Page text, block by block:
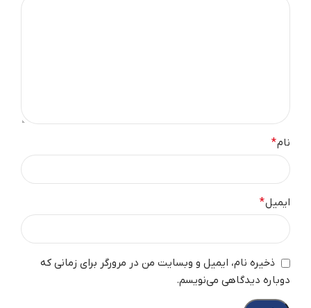
نام*
ایمیل*
ذخیره نام، ایمیل و وبسایت من در مرورگر برای زمانی که
دوباره دیدگاهی می‌نویسم.